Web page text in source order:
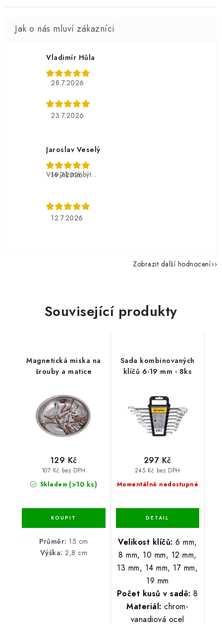
Vladimír Hůla
28.7.2026
23.7.2026
Jaroslav Veselý
19.7.2026
Vše jak má být...
12.7.2026
Zobrazit další hodnocení
Související produkty
Magnetická miska na
šrouby a matice
Skladem (>10 ks)
107 Kč bez DPH
129 Kč
Průměr: 15 cm
Výška: 2,8 cm
Sada kombinovaných
klíčů 6-19 mm - 8ks
Momentálně nedostupné
245 Kč bez DPH
297 Kč
Velikost klíčů: 6 mm,
8 mm, 10 mm, 12 mm,
13 mm, 14 mm, 17 mm,
19 mm
Počet kusů v sadě: 8
Materiál: chrom-
vanadiová ocel